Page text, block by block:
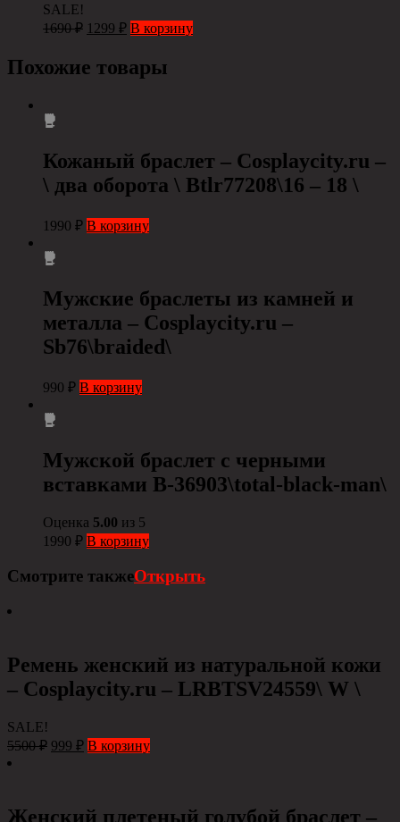
SALE!
1690₽ 1299 ₽ В корзину
Похожие товары
Кожаный браслет – Сosplaycity.ru –
\ два оборота \ Btlr77208\16 – 18 \
1990 ₽ В корзину
Мужские браслеты из камней и
металла – Cosplaycity.ru –
Sb76\braided\
990 ₽ В корзину
Мужской браслет с черными
вставками B-36903\total-black-man\
Оценка 5.00 из 5
1990 ₽ В корзину
Смотрите такжеОткрыть
Ремень женский из натуральной кожи
– Сosplaycity.ru – LRBTSV24559\ W \
SALE!
5500₽ 999 ₽ В корзину
Женский плетеный голубой браслет –